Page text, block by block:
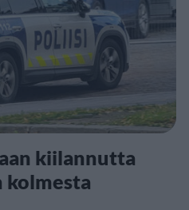
kiilannutta
kolmesta